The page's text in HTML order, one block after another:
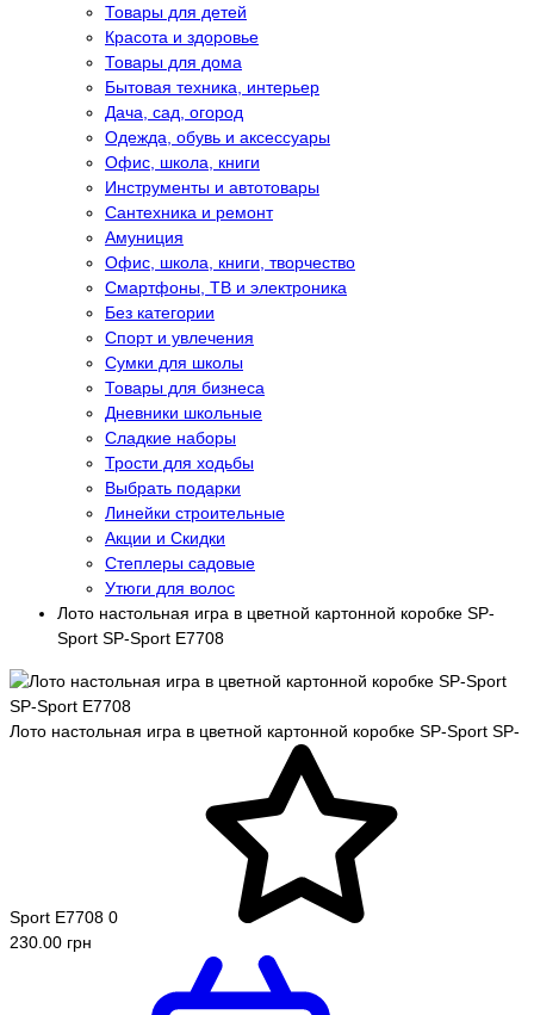
Товары для детей
Красота и здоровье
Товары для дома
Бытовая техника, интерьер
Дача, сад, огород
Одежда, обувь и аксессуары
Офис, школа, книги
Инструменты и автотовары
Сантехника и ремонт
Амуниция
Офис, школа, книги, творчество
Смартфоны, ТВ и электроника
Без категории
Спорт и увлечения
Сумки для школы
Товары для бизнеса
Дневники школьные
Сладкие наборы
Трости для ходьбы
Выбрать подарки
Линейки строительные
Акции и Скидки
Степлеры садовые
Утюги для волос
Лото настольная игра в цветной картонной коробке SP-
Sport SP-Sport E7708
Лото настольная игра в цветной картонной коробке SP-Sport SP-
Sport E7708 0
230.00 грн